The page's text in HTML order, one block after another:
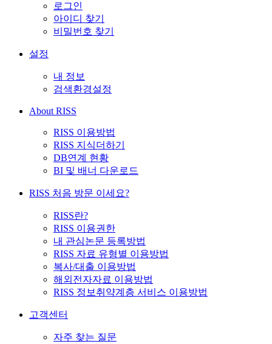
로그인
아이디 찾기
비밀번호 찾기
설정
내 정보
검색환경설정
About RISS
RISS 이용방법
RISS 지식더하기
DB연계 현황
BI 및 배너 다운로드
RISS 처음 방문 이세요?
RISS란?
RISS 이용권한
내 관심논문 등록방법
RISS 자료 유형별 이용방법
복사/대출 이용방법
해외전자자료 이용방법
RISS 정보취약계층 서비스 이용방법
고객센터
자주 찾는 질문